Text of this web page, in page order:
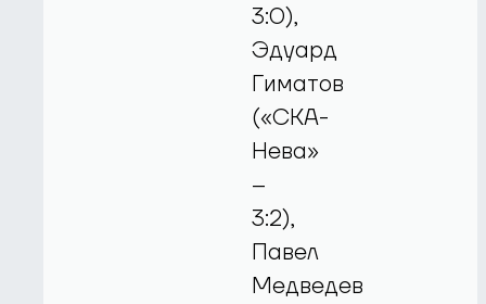
3:0),
Эдуард
Гиматов
(«СКА-
Нева»
–
3:2),
Павел
Медведев